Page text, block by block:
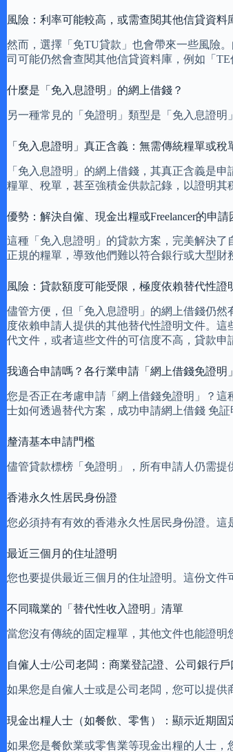
風險：利率可能較高，或需查閱其他信貸資料
然而，選擇「免TU貸款」也會帶來一些風險
司可能仍然會查閱其他信貸資料庫，例如「
什麼是「免入息證明」的網上借錢？
另一種常見的「免證明」類型是「免入息證
「免入息證明」真正含義：無需傳統糧單或稅
「免入息證明」的網上借錢，其真正含義是
糧單、稅單，甚至強積金供款記錄，以證明其
優勢：解決自僱、現金出糧或Freelancer的申請
這種「免入息證明」的貸款方案，完美解決了
正規的糧單，導致他們難以符合銀行或大型財
風險：貸款額度可能受限，極度依賴替代性證
儘管方便，但「免入息證明」的網上借錢仍
度依賴申請人提供的其他替代性證明文件。
代文件，或者這些文件的可信度不高，貸款申
我適合申請嗎？各行業申請「網上借錢免證明
您是否正在考慮申請「網上借錢免證明」？
士如何透過替代方案，成功申請網上借錢 免証
釐清基本申請門檻
儘管貸款標榜「免證明」，所有申請人仍需提
香港永久性居民身份證
您必須持有有效的香港永久性居民身份證。這
最近三個月的住址證明
您也要提供最近三個月的住址證明。這份文件
不同職業的「替代性收入證明」清單
當您沒有傳統的固定糧單，其他文件也能證明
自僱人士/公司老闆：商業登記證、公司銀行
如果您是自僱人士或是公司老闆，您可以提
現金出糧人士（如餐飲、零售）：顯示近期
如果您是餐飲業或零售業等現金出糧的人士